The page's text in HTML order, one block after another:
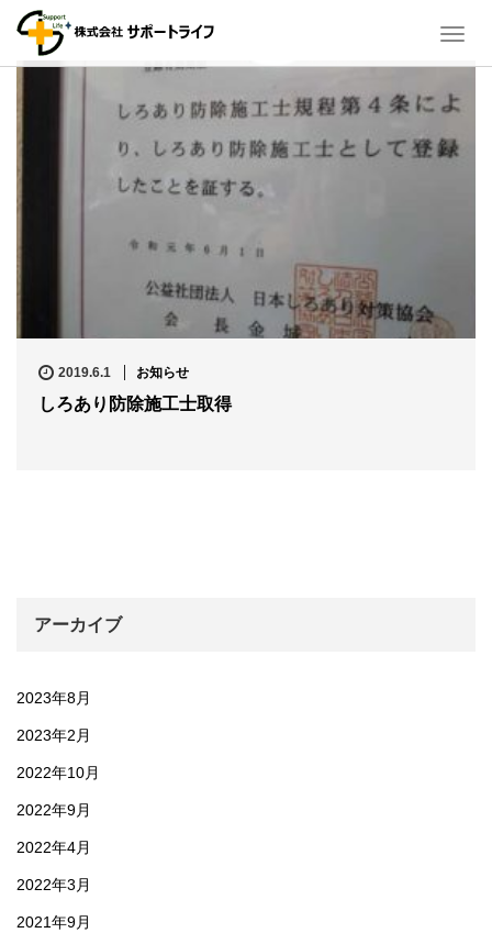
T
g
e
o
2019.6.1 お知らせ
しろあり防除施工士取得
アーカイブ
2023年8月
2023年2月
2022年10月
2022年9月
2022年4月
2022年3月
2021年9月